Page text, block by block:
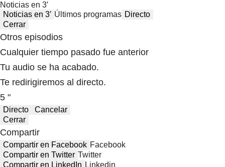
Noticias en 3′
Noticias en 3′ Últimos programas Directo
Cerrar
Otros episodios
Cualquier tiempo pasado fue anterior
Tu audio se ha acabado.
Te redirigiremos al directo.
5 "
Directo
Cancelar
Cerrar
Compartir
Compartir en Facebook Facebook
Compartir en Twitter Twitter
Compartir en LinkedIn Linkedin